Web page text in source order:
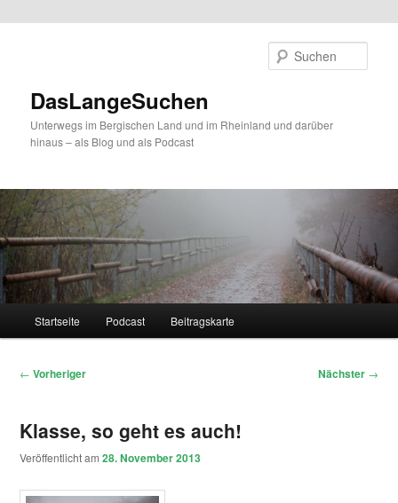
DasLangeSuchen
Unterwegs im Bergischen Land und im Rheinland und darüber
hinaus – als Blog und als Podcast
Startseite Podcast Beitragskarte
Beitragsnavigation
← Vorheriger Nächster →
Klasse, so geht es auch!
Veröffentlicht am28. November 2013